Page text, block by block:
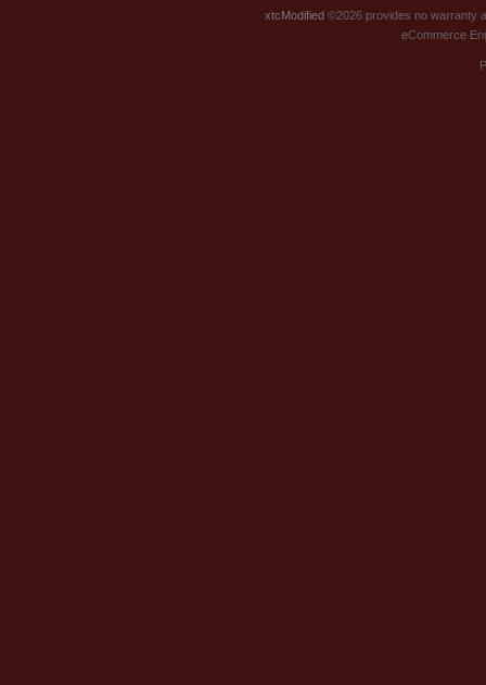
xtcModified ©2026 provides no warranty
eCommerce